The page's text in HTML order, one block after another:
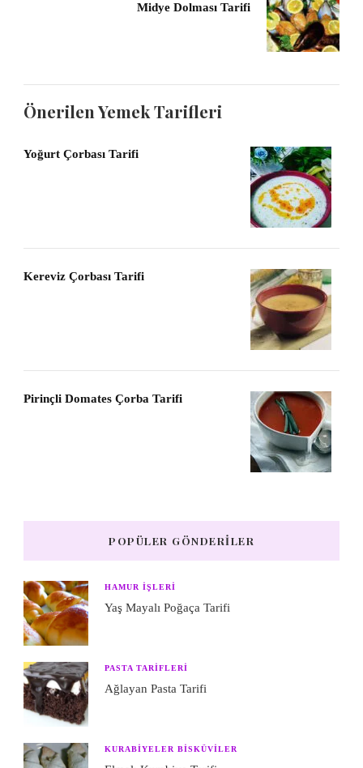
Midye Dolması Tarifi
Önerilen Yemek Tarifleri
Yoğurt Çorbası Tarifi
Kereviz Çorbası Tarifi
Pirinçli Domates Çorba Tarifi
POPÜLER GÖNDERILER
HAMUR IŞLERI
Yaş Mayalı Poğaça Tarifi
PASTA TARIFLERI
Ağlayan Pasta Tarifi
KURABIYELER BISKÜVILER